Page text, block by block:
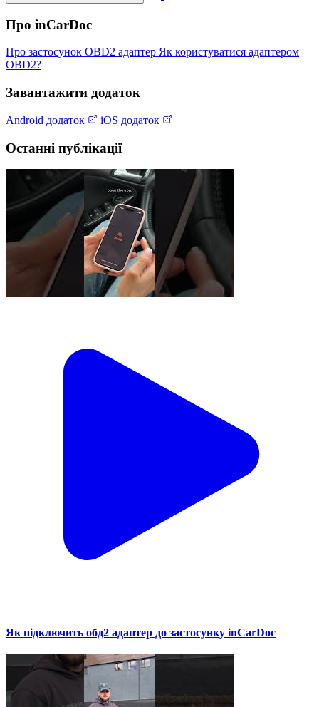
Про inCarDoc
Про застосунок OBD2 адаптер Як користуватися адаптером
OBD2?
Завантажити додаток
Android додаток iOS додаток
Останні публікації
Як підключить обд2 адаптер до застосунку inCarDoc